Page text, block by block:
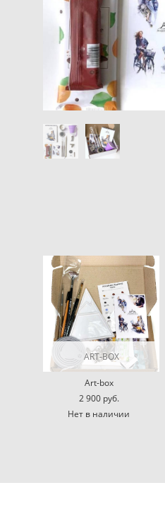
ART-BOX
Art-box
2 900 pуб.
Нет в наличии